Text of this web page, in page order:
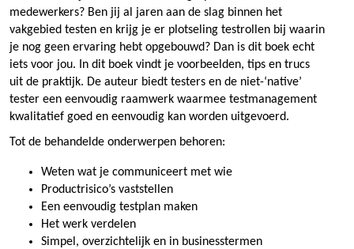
medewerkers? Ben jij al jaren aan de slag binnen het
vakgebied testen en krijg je er plotseling testrollen bij waarin
je nog geen ervaring hebt opgebouwd? Dan is dit boek echt
iets voor jou. In dit boek vindt je voorbeelden, tips en trucs
uit de praktijk. De auteur biedt testers en de niet-‘native’
tester een eenvoudig raamwerk waarmee testmanagement
kwalitatief goed en eenvoudig kan worden uitgevoerd.
Tot de behandelde onderwerpen behoren:
Weten wat je communiceert met wie
Productrisico’s vaststellen
Een eenvoudig testplan maken
Het werk verdelen
Simpel, overzichtelijk en in businesstermen